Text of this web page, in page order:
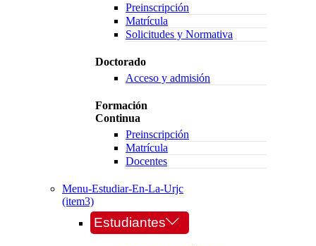
Preinscripción
Matrícula
Solicitudes y Normativa
Doctorado
Acceso y admisión
Formación
Continua
Preinscripción
Matrícula
Docentes
Menu-Estudiar-En-La-Urjc
(item3)
Estudiantes